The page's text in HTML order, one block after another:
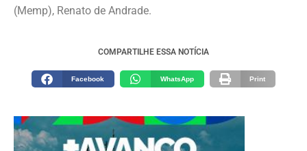
(Memp), Renato de Andrade.
COMPARTILHE ESSA NOTÍCIA
Facebook WhatsApp Print